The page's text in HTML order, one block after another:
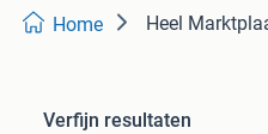
Home Heel
Verfijn resultaten